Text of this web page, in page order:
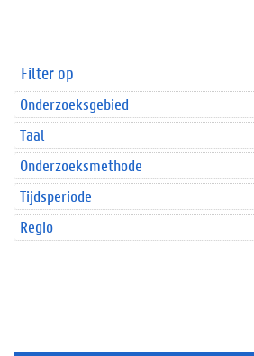
Filter op
Onderzoeksgebied
Taal
Onderzoeksmethode
Tijdsperiode
Regio